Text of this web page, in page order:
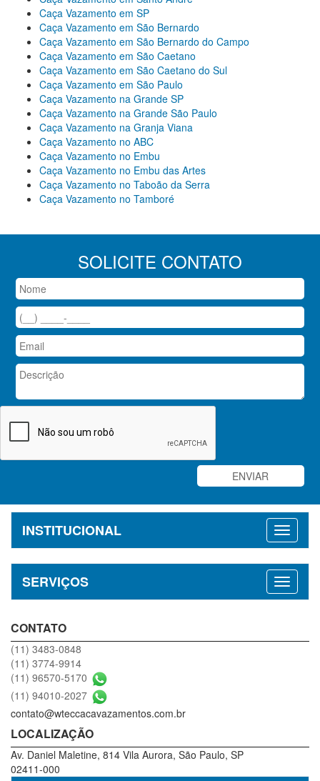
Caça Vazamento em SP
Caça Vazamento em São Bernardo
Caça Vazamento em São Bernardo do Campo
Caça Vazamento em São Caetano
Caça Vazamento em São Caetano do Sul
Caça Vazamento em São Paulo
Caça Vazamento na Grande SP
Caça Vazamento na Grande São Paulo
Caça Vazamento na Granja Viana
Caça Vazamento no ABC
Caça Vazamento no Embu
Caça Vazamento no Embu das Artes
Caça Vazamento no Taboão da Serra
Caça Vazamento no Tamboré
SOLICITE CONTATO
INSTITUCIONAL
SERVIÇOS
CONTATO
(11) 3483-0848
(11) 3774-9914
(11) 96570-5170
(11) 94010-2027
contato@wteccacavazamentos.com.br
LOCALIZAÇÃO
Av. Daniel Maletine, 814 Vila Aurora, São Paulo, SP
02411-000